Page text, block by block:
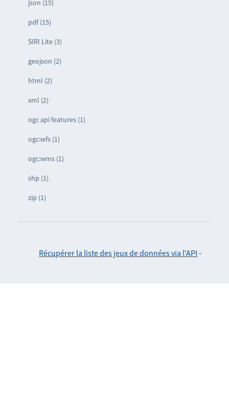
json (15)
pdf (15)
SIRI Lite (3)
geojson (2)
html (2)
xml (2)
ogc api features (1)
ogc:wfs (1)
ogc:wms (1)
shp (1)
zip (1)
Récupérer la liste des jeux de données via l'API -